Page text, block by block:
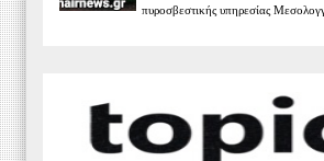
πυροσβεστικής υπηρεσίας